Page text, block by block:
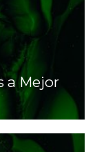
a Mejor